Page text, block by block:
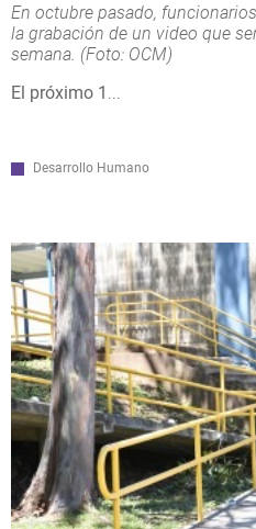
En octubre pasado,
la grabación de un video que
semana. (Foto: OCM)
El próximo 1 ...
Desarrollo Humano